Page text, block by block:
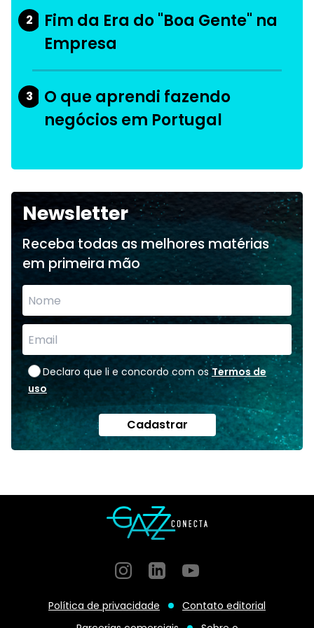
2
Fim da Era do "Boa Gente" na
Empresa
3
O que aprendi fazendo
negócios em Portugal
Newsletter
Receba todas as melhores matérias
em primeira mão
Declaro que li e concordo com os Termos de
uso
Cadastrar
InstagramGitHubGitHub
Política de privacidade
Contato editorial